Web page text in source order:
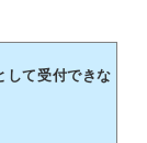
して受付できな